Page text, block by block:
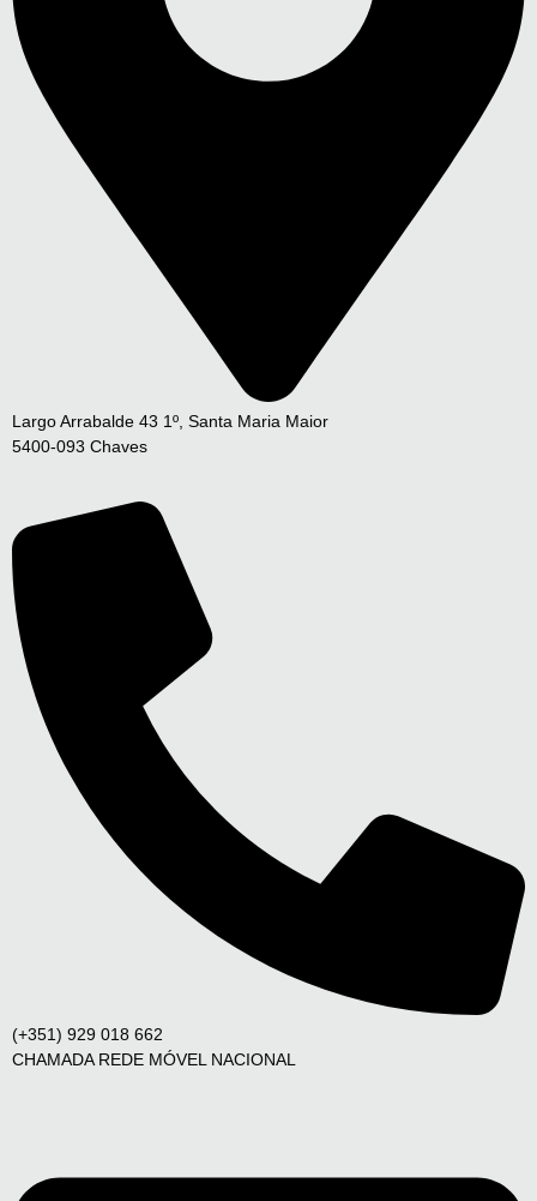
Largo Arrabalde 43 1º, Santa Maria Maior
5400-093 Chaves
(+351) 929 018 662
CHAMADA REDE MÓVEL NACIONAL